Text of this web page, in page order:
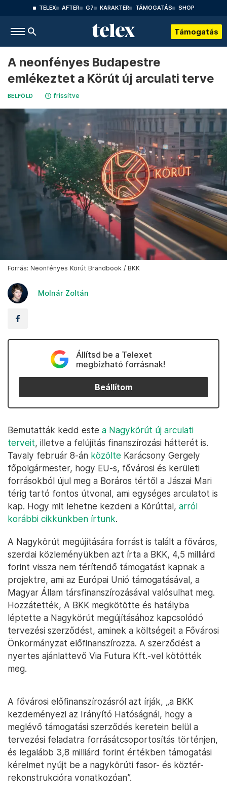
TELEX AFTER G7 KARAKTER TÁMOGATÁS SHOP
Támogatás
A neonfényes Budapestre
emlékeztet a Körút új arculati terve
BELFÖLD frissítve
Forrás: Neonfényes Körút Brandbook / BKK
Molnár Zoltán
Állítsd be a Telexet
megbízható forrásnak!
Beállítom
Bemutatták kedd este a Nagykörút új arculati
terveit, illetve a felújítás finanszírozási hátterét is.
Tavaly február 8-án közölte Karácsony Gergely
főpolgármester, hogy EU-s, fővárosi és kerületi
forrásokból újul meg a Boráros tértől a Jászai Mari
térig tartó fontos útvonal, ami egységes arculatot is
kap. Hogy mit lehetne kezdeni a Körúttal, arról
korábbi cikkünkben írtunk.
A Nagykörút megújítására forrást is talált a főváros,
szerdai közleményükben azt írta a BKK, 4,5 milliárd
forint vissza nem térítendő támogatást kapnak a
projektre, ami az Európai Unió támogatásával, a
Magyar Állam társfinanszírozásával valósulhat meg.
Hozzátették, A BKK megkötötte és hatályba
léptette a Nagykörút megújításához kapcsolódó
tervezési szerződést, aminek a költségeit a Fővárosi
Önkormányzat előfinanszírozza. A szerződést a
nyertes ajánlattevő Via Futura Kft.-vel kötötték
meg.
A fővárosi előfinanszírozásról azt írják, „a BKK
kezdeményezi az Irányító Hatóságnál, hogy a
meglévő támogatási szerződés keretein belül a
tervezési feladatra forrásátcsoportosítás történjen,
és legalább 3,8 milliárd forint értékben támogatási
kérelmet nyújt be a nagykörúti fasor- és köztér-
rekonstrukcióra vonatkozóan”.